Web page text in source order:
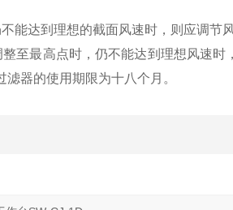
能达到理想的截面风速时，则应调节
至最高点时，仍不能达到理想风速
器的使用期限为十八个月。